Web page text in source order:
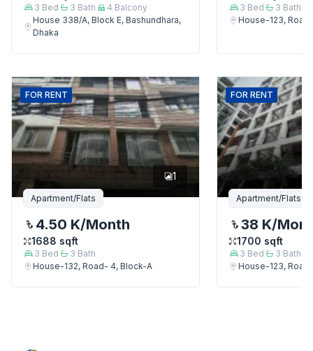
3 Bed 3 Bath 4 Balcony
House 338/A, Block E, Bashundhara,
Dhaka
3 Bed 3 Bath
House-123,
FOR RENT
1
Apartment/Flats
4.50 K/Month
1688 sqft
3 Bed 3 Bath
House-132, Road- 4, Block-A
FOR RENT
Apartment/Flats
38 K/
1700 sqft
3 Bed 3 Bath
House-123,